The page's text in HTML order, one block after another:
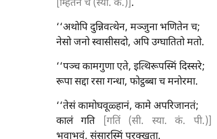
[म्हितेन च (स्या. कं.)].
‘‘अथोपि दुन्निवत्थेन, मञ्जुना भणितेन च;
नेसो जनो स्वासीसदो, अपि उग्घातितो मतो.
‘‘पञ्च कामगुणा एते, इत्थिरूपस्मिं दिस्सरे;
रूपा सद्दा रसा गन्धा, फोट्ठब्बा च मनोरमा.
‘‘तेसं कामोघवूळ्हानं, कामे अपरिजानतं;
कालं गति
[गतिं (सी. स्या. कं. पी.)]